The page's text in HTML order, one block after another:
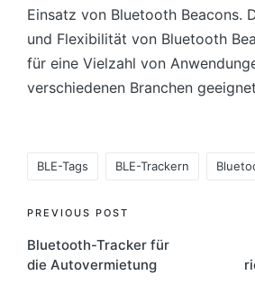
Einsatz von Bluetooth Beacons.
und Flexibilität von Bluetooth
für eine Vielzahl von
verschiedenen Branchen
BLE-Tags BLE-Trackern
Post
navigation
PREVIOUS POST
Bluetooth-Tracker für
die Autovermietung